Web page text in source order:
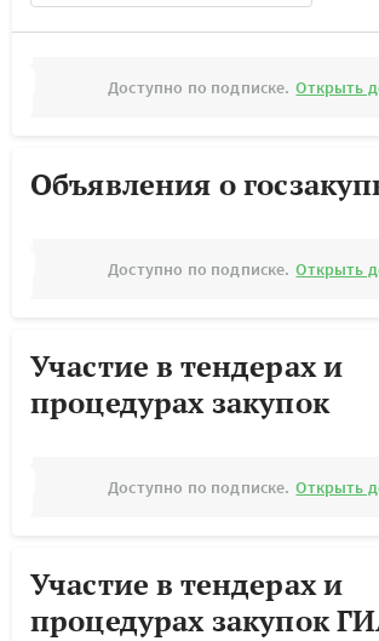
Доступно по подписке. Открыть
Объявления о
Доступно по подписке. Открыть
Участие в тендерах и
процедурах закупок
Доступно по подписке. Открыть
Участие в тендерах и
процедурах закупок